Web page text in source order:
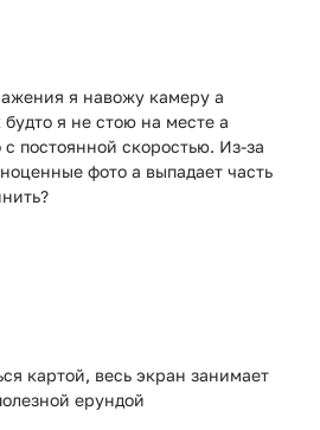
я навожу камеру а
я не стою на месте а
постоянной скоростью. Из-за
фото а выпадает часть
картой, весь экран занимает
ерундой